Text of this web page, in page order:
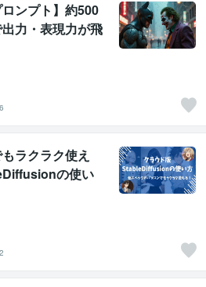
ロンプト】約500
力・表現力が飛
ラクラク使え
の使い